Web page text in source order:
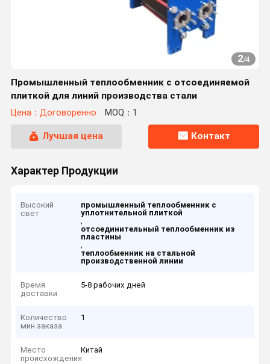
2/4
Промышленный теплообменник с отсоединяемой
плиткой для линий производства стали
Цена：Договоренно MOQ：1
Лучшая цена Контакт
Характер Продукции
Высокий
свет
промышленный теплообменник с
уплотнительной плиткой
,
отсоединительный теплообменник из
пластины
,
теплообменник на стальной
производственной линии
Время
доставки
5-8 рабочих дней
Количество
мин заказа
1
Место
происхождения
Китай